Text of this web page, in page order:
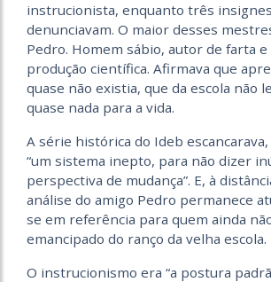
instrucionista, enquanto três
denunciavam. O maior desses
Pedro. Homem sábio, autor de farta
produção científica. Afirmava que
quase não existia, que da escola não
quase nada para a vida.
A série histórica do Ideb
“um sistema inepto, para não dizer
perspectiva de mudança”. E, à
análise do amigo Pedro permanece
se em referência para quem ainda
emancipado do ranço da velha escola.
O instrucionismo era “a postura